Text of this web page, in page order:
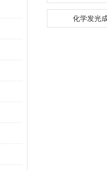
化学发光